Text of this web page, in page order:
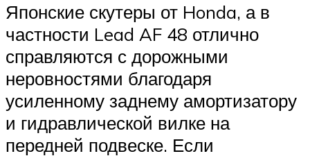
Японские скутеры от Honda, а в
частности Lead AF 48 отлично
справляются с дорожными
неровностями благодаря
усиленному заднему амортизатору
и гидравлической вилке на
передней подвеске. Если